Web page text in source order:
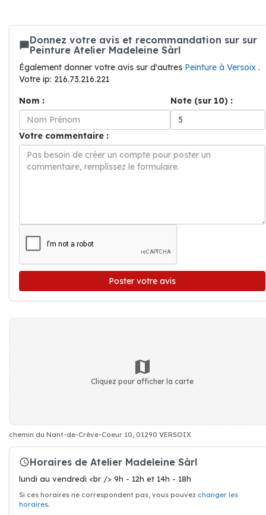
Donnez votre avis et recommandation sur sur
Peinture Atelier Madeleine Sàrl
Également donner votre avis sur d'autres Peinture à Versoix .
Votre ip: 216.73.216.221
Nom :
Note (sur 10) :
Votre commentaire :
Poster votre avis
Cliquez pour afficher la carte
chemin du Nant-de-Crève-Coeur 10, 01290 VERSOIX
Horaires de Atelier Madeleine Sàrl
lundi au vendredi <br /> 9h - 12h et 14h - 18h
Si ces horaires ne correspondent pas, vous pouvez changer les
horaires.